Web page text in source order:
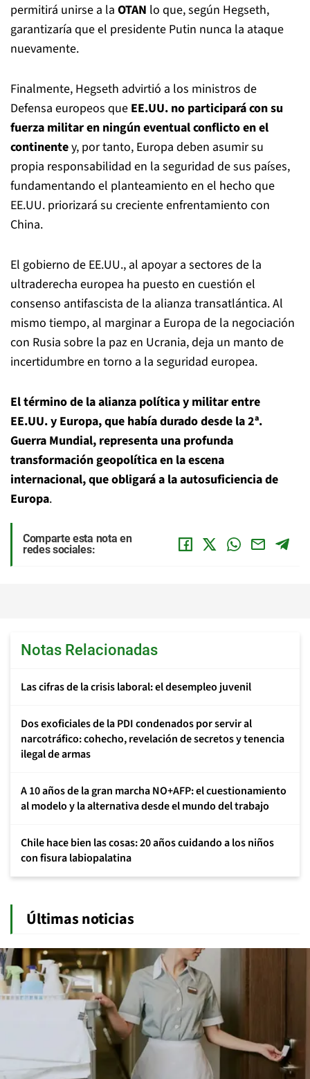
permitirá unirse a la OTAN lo que, según Hegseth,
garantizaría que el presidente Putin nunca la ataque
nuevamente.
Finalmente, Hegseth advirtió a los ministros de
Defensa europeos que EE.UU. no participará con su
fuerza militar en ningún eventual conflicto en el
continentey, por tanto, Europa deben asumir su
propia responsabilidad en la seguridad de sus países,
fundamentando el planteamiento en el hecho que
EE.UU. priorizará su creciente enfrentamiento con
China.
El gobierno de EE.UU., al apoyar a sectores de la
ultraderecha europea ha puesto en cuestión el
consenso antifascista de la alianza transatlántica. Al
mismo tiempo, al marginar a Europa de la negociación
con Rusia sobre la paz en Ucrania, deja un manto de
incertidumbre en torno a la seguridad europea.
El término de la alianza política y militar entre
EE.UU. y Europa, que había durado desde la 2ª.
Guerra Mundial, representa una profunda
transformación geopolítica en la escena
internacional, que obligará a la autosuficiencia de
Europa.
Comparte esta nota en
redes sociales:
Notas Relacionadas
Las cifras de la crisis laboral: el desempleo juvenil
Dos exoficiales de la PDI condenados por servir al
narcotráfico: cohecho, revelación de secretos y tenencia
ilegal de armas
A 10 años de la gran marcha NO+AFP: el cuestionamiento
al modelo y la alternativa desde el mundo del trabajo
Chile hace bien las cosas: 20 años cuidando a los niños
con fisura labiopalatina
Últimas noticias